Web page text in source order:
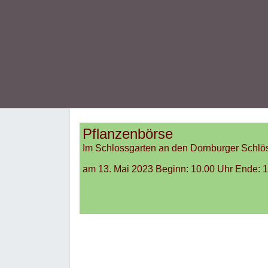
Pflanzenbörse
Im Schlossgarten an den Dornburger
am 13. Mai 2023 Beginn: 10.00 Uhr Ende: